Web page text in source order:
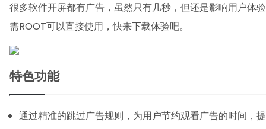
很多软件开屏都有广告，虽然只有几秒，但还是影响用户体
需ROOT可以直接使用，快来下载体验吧。
特色功能
通过精准的跳过广告规则，为用户节约观看广告的时间，